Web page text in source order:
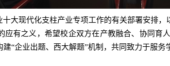
大现代化支柱产业专项工作的有关部署安排
应有之义，希望校企双方在产教融合、协同
“企业出题、西大解题”机制，共同致力于服